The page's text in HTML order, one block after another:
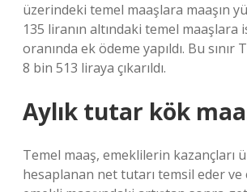
üzerindeki temel maaşlara maaşın
135 liranın altındaki temel maaşlara
oranında ek ödeme yapıldı. Bu sınır
8 bin 513 liraya çıkarıldı.
Aylık tutar kök
Temel maaş, emeklilerin kazançları
hesaplanan net tutarı temsil eder ve